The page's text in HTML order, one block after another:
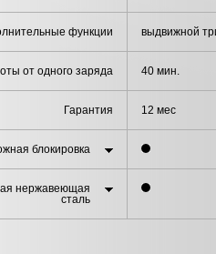
функции выдвижной
от одного заряда 40 мин.
Гарантия 12 мес
блокировка
нержавеющая
сталь